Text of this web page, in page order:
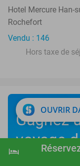
shopping_cart
hotel
Hotel Mercure Han-
Rochefort
Vendu : 146
Hors taxe de
Gagnez
voyage
gratuit
OUVRIR